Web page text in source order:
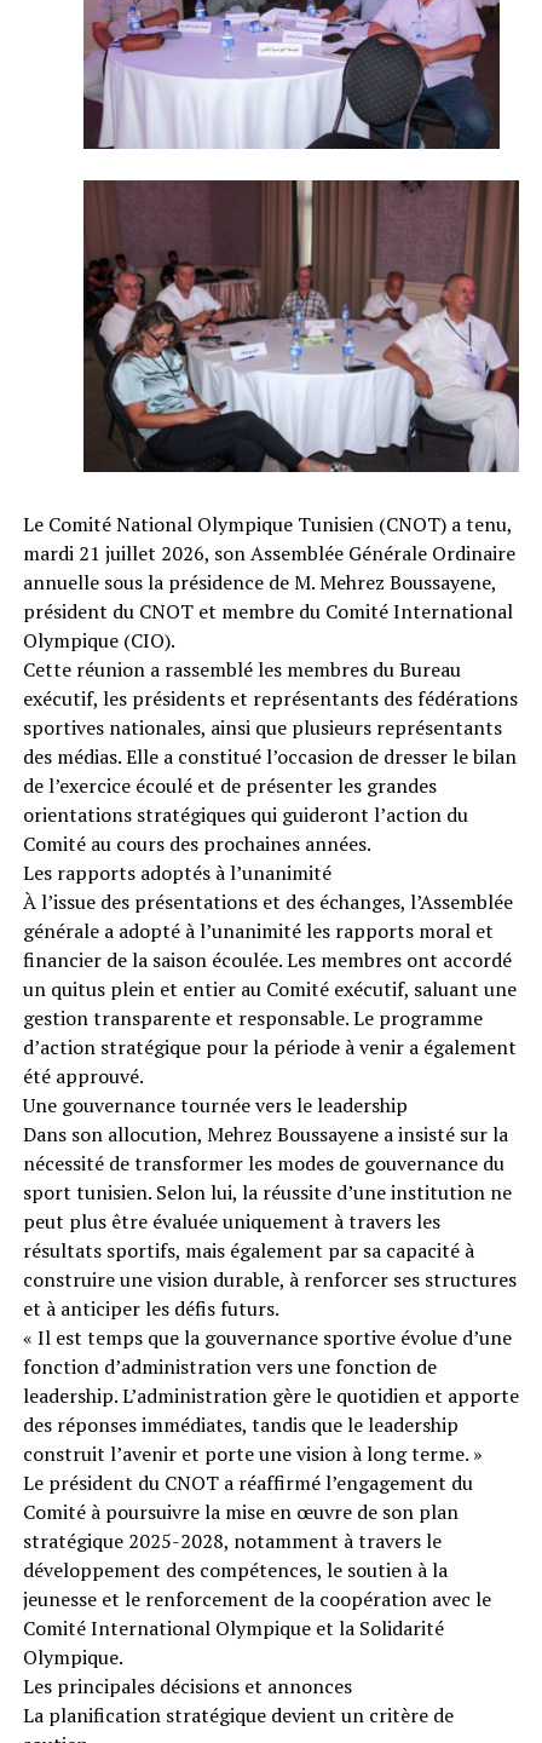
Le Comité National Olympique Tunisien (CNOT) a tenu,
mardi 21 juillet 2026, son Assemblée Générale Ordinaire
annuelle sous la présidence de M. Mehrez Boussayene,
président du CNOT et membre du Comité International
Olympique (CIO).
Cette réunion a rassemblé les membres du Bureau
exécutif, les présidents et représentants des fédérations
sportives nationales, ainsi que plusieurs représentants
des médias. Elle a constitué l’occasion de dresser le bilan
de l’exercice écoulé et de présenter les grandes
orientations stratégiques qui guideront l’action du
Comité au cours des prochaines années.
Les rapports adoptés à l’unanimité
À l’issue des présentations et des échanges, l’Assemblée
générale a adopté à l’unanimité les rapports moral et
financier de la saison écoulée. Les membres ont accordé
un quitus plein et entier au Comité exécutif, saluant une
gestion transparente et responsable. Le programme
d’action stratégique pour la période à venir a également
été approuvé.
Une gouvernance tournée vers le leadership
Dans son allocution, Mehrez Boussayene a insisté sur la
nécessité de transformer les modes de gouvernance du
sport tunisien. Selon lui, la réussite d’une institution ne
peut plus être évaluée uniquement à travers les
résultats sportifs, mais également par sa capacité à
construire une vision durable, à renforcer ses structures
et à anticiper les défis futurs.
« Il est temps que la gouvernance sportive évolue d’une
fonction d’administration vers une fonction de
leadership. L’administration gère le quotidien et apporte
des réponses immédiates, tandis que le leadership
construit l’avenir et porte une vision à long terme. »
Le président du CNOT a réaffirmé l’engagement du
Comité à poursuivre la mise en œuvre de son plan
stratégique 2025-2028, notamment à travers le
développement des compétences, le soutien à la
jeunesse et le renforcement de la coopération avec le
Comité International Olympique et la Solidarité
Olympique.
Les principales décisions et annonces
La planification stratégique devient un critère de